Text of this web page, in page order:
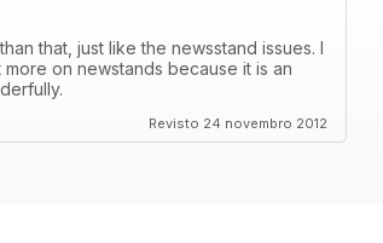
that, just like the newsstand issues. I
on newstands because it is an
Revisto 24 novembro 2012